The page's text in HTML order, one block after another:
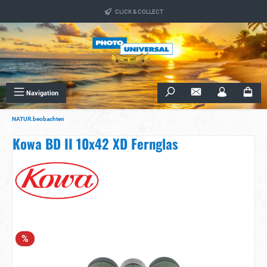
CLICK & COLLECT
Navigation
NATUR.beobachten
Kowa BD II 10x42 XD Fernglas
%